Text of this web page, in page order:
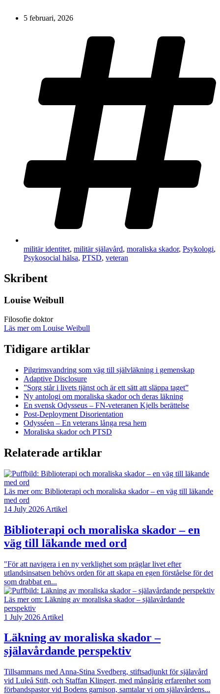
5 februari, 2026
militär identitet, militär själavård, moraliska skador, Psykologi,
Psykosocial hälsa, PTSD, veteran
Skribent
Louise Weibull
Filosofie doktor
Läs mer om Louise Weibull
Tidigare artiklar
Pilgrimsvandring som väg till självläkning i gemenskap
Adaptive Disclosure
”Sorg står i livets tjänst och är ett sätt att släppa taget”
Ny antologi om moraliska skador och deras läkning
En svensk Odysseus – FN-veteranen Kjells berättelse
Post-Deployment Disorientation
Odysséen – En veterans långa resa hem
Moraliska skador och PTSD
Relaterade artiklar
Läs mer om: Biblioterapi och moraliska skador – en väg till läkande
med ord
14 July 2026 Artikel
Biblioterapi och moraliska skador – en
väg till läkande med ord
"För att navigera i en ny verklighet som präglar livet efter
utlandsinsatsen behövs orden för att skapa en egen förståelse för det
som drabbat en...
Läs mer om: Läkning av moraliska skador – själavårdande
perspektiv
1 July 2026 Artikel
Läkning av moraliska skador –
själavårdande perspektiv
Tillsammans med Anna-Stina Svedberg, stiftsadjunkt för själavård
vid Luleå Stift, och Staffan Klingert, med mångårig erfarenhet som
för­bandspastor vid Bodens garnison, samtalar vi om sjä­lavårdens...